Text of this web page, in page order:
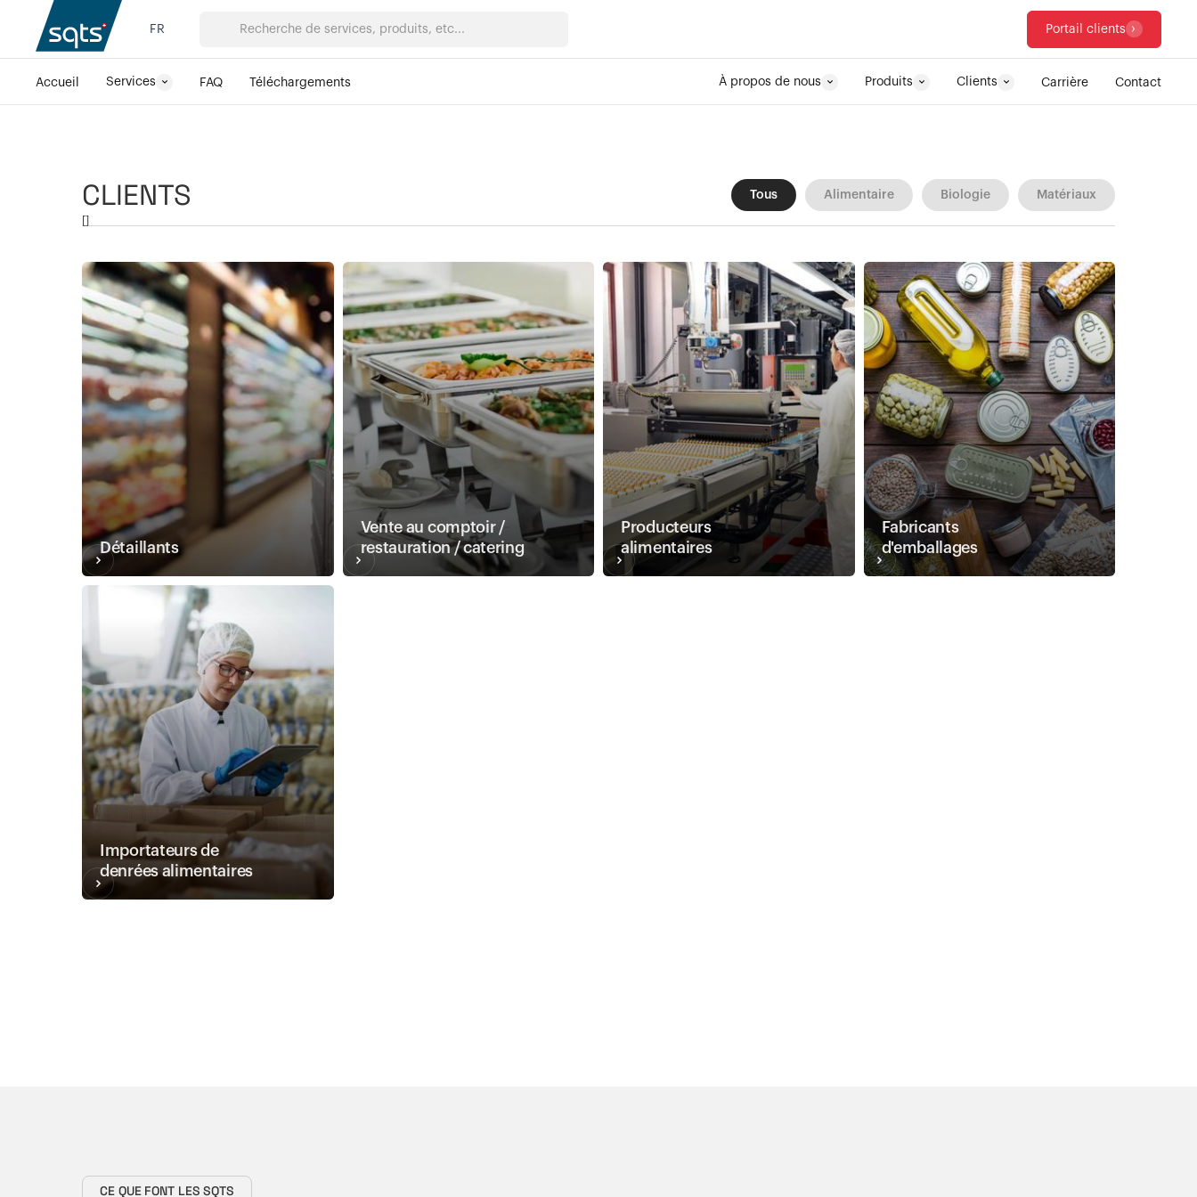
FR Portail clients
Accueil Services FAQ Téléchargements À propos de nous Produits Clients Carrière Contact
CLIENTS Tous Alimentaire Biologie Matériaux
Détaillants
Vente au comptoir /
restauration / catering
Producteurs
alimentaires
Fabricants
d'emballages
Importateurs de
denrées alimentaires
CE QUE FONT LES SQTS